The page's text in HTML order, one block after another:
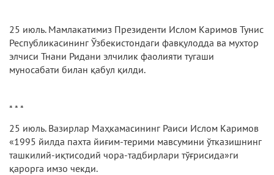
25 июль. Мамлакатимиз Президенти Ислом Каримов Тунис
Республикасининг Ўзбекистондаги фавқулодда ва мухтор
элчиси Тнани Ридани элчилик фаолияти тугаши
муносабати билан қабул қилди.
* * *
25 июль. Вазирлар Маҳкамасининг Раиси Ислом Каримов
«1995 йилда пахта йиғим-терими мавсумини ўтказишнинг
ташкилий-иқтисодий чора-тадбирлари тўғрисида»ги
қарорга имзо чекди.